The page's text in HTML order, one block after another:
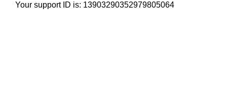
Your support ID is: 13903290352979805064